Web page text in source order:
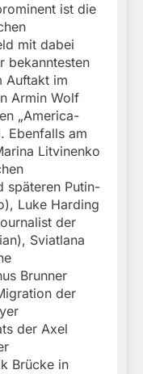
ist die
mit dabei
bekanntesten
Auftakt im
Armin Wolf
„America-
Ebenfalls am
Litvinenko
späteren Putin-
Luke Harding
der
Sviatlana
Brunner
der
der Axel
Brücke in